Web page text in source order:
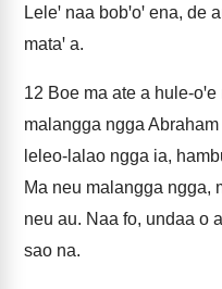
Leleꞌ naa bobꞌoꞌ ena,
mataꞌ a.
12 Boe ma ate a hule-
malangga ngga
leleo-lalao ngga ia,
Ma neu malangga ngga,
neu au. Naa fo, undaa o
sao na.